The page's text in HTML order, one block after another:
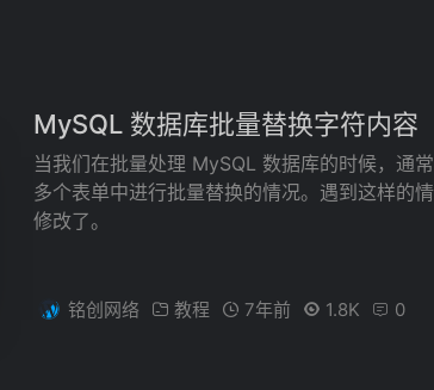
MySQL 数据库批量替换字符内容
铭创网络 教程 7年前 1.8K 0
当我们在批量处理 MySQL 数据库的时候，通
多个表单中进行批量替换的情况。遇到这样的
修改了。